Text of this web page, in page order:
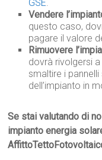
GSE.
Vendere
questo caso,
pagare il valore
Rimuovere
dovrà rivolgersi
smaltire i
dell’impianto in
Se stai valutando di
impianto energia